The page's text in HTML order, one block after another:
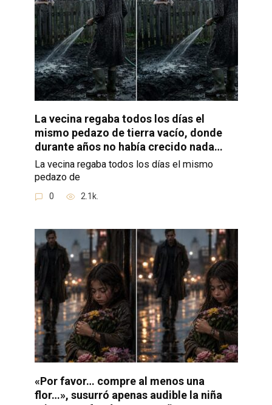
La vecina regaba todos los días el
mismo pedazo de tierra vacío, donde
durante años no había crecido nada…
La vecina regaba todos los días el mismo
pedazo de
0 2.1k.
«Por favor… compre al menos una
flor…», susurró apenas audible la niña